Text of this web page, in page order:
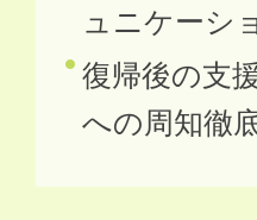
ュニケーシ
復帰後の支
への周知徹